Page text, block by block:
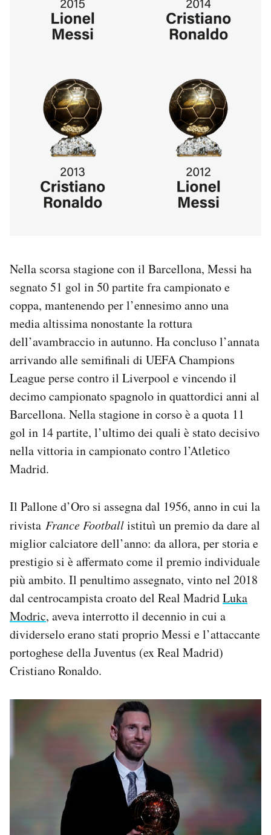
Nella scorsa stagione con il Barcellona, Messi ha
segnato 51 gol in 50 partite fra campionato e
coppa, mantenendo per l’ennesimo anno una
media altissima nonostante la rottura
dell’avambraccio in autunno. Ha concluso l’annata
arrivando alle semifinali di UEFA Champions
League perse contro il Liverpool e vincendo il
decimo campionato spagnolo in quattordici anni al
Barcellona. Nella stagione in corso è a quota 11
gol in 14 partite, l’ultimo dei quali è stato decisivo
nella vittoria in campionato contro l’Atletico
Madrid.
Il Pallone d’Oro si assegna dal 1956, anno in cui la
rivista France Footballistituì un premio da dare al
miglior calciatore dell’anno: da allora, per storia e
prestigio si è affermato come il premio individuale
più ambito. Il penultimo assegnato, vinto nel 2018
dal centrocampista croato del Real MadridLuka
Modric, aveva interrotto il decennio in cui a
dividerselo erano stati proprio Messi e l’attaccante
portoghese della Juventus (ex Real Madrid)
Cristiano Ronaldo.